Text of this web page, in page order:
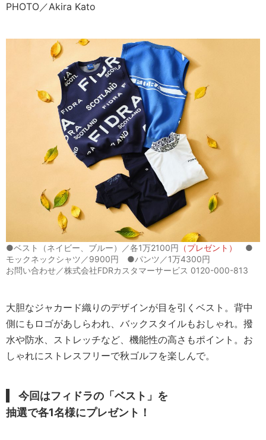
PHOTO／Akira Kato
●ベスト（ネイビー、ブルー）／各1万2100円 （プレゼント）
●
モックネックシャツ／9900円 ●パンツ／1万4300円
お問い合わせ／株式会社FDRカスタマーサービス 0120-000-813
大胆なジャカード織りのデザインが目を引くベスト。背中
側にもロゴがあしらわれ、バックスタイルもおしゃれ。撥
水や防水、ストレッチなど、機能性の高さもポイント。お
しゃれにストレスフリーで秋ゴルフを楽しんで。
今回はフィドラの「ベスト」を
抽選で各1名様にプレゼント！